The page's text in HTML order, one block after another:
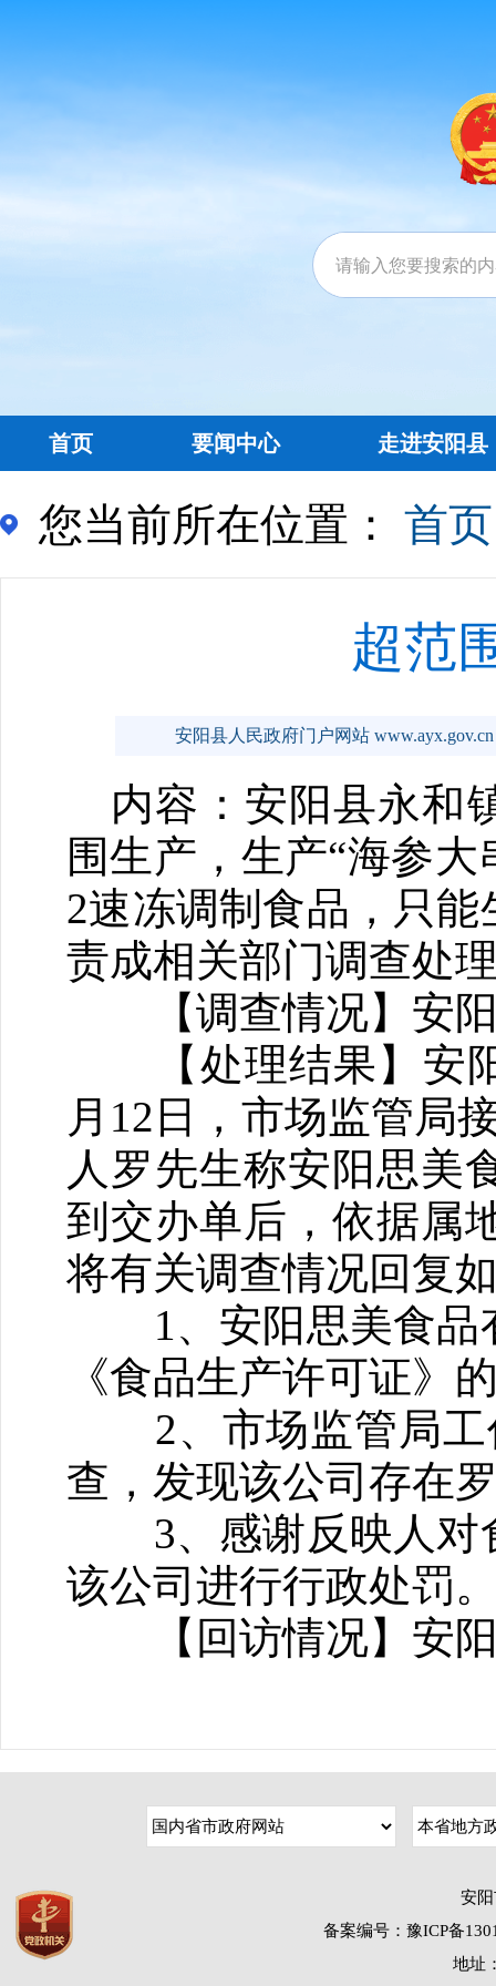
首页 要闻中心 走进安阳县
您当前所在位置： 首页
超范
安阳县人民政府门户网站 www.ayx.gov.cn
内容：安阳县永和
围生产，生产“海参
2速冻调制食品，只
责成相关部门调查处
【调查情况】安阳
【处理结果】安阳
月12日，市场监管局
人罗先生称安阳思美
到交办单后，依据属
将有关调查情况回复
1、安阳思美食品
《食品生产许可证》
2、市场监管局工
查，发现该公司存在
3、感谢反映人对
该公司进行行政处罚
【回访情况】安阳
安
备案编号：豫ICP备
地址